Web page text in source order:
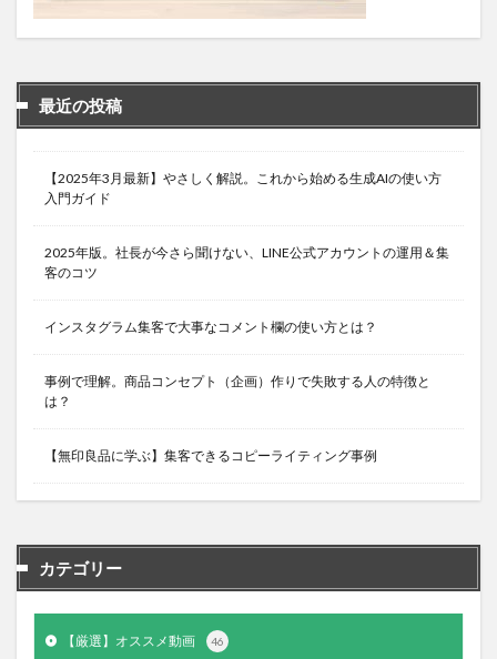
最近の投稿
【2025年3月最新】やさしく解説。これから始める生成AIの使い方
入門ガイド
2025年版。社長が今さら聞けない、LINE公式アカウントの運用＆集
客のコツ
インスタグラム集客で大事なコメント欄の使い方とは？
事例で理解。商品コンセプト（企画）作りで失敗する人の特徴と
は？
【無印良品に学ぶ】集客できるコピーライティング事例
カテゴリー
【厳選】オススメ動画 46